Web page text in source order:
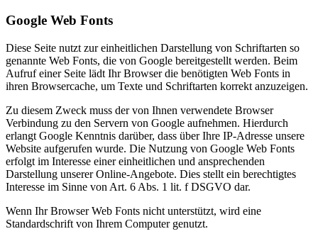
Google Web Fonts
Diese Seite nutzt zur einheitlichen Darstellung von Schriftarten so
genannte Web Fonts, die von Google bereitgestellt werden. Beim
Aufruf einer Seite lädt Ihr Browser die benötigten Web Fonts in
ihren Browsercache, um Texte und Schriftarten korrekt anzuzeigen.
Zu diesem Zweck muss der von Ihnen verwendete Browser
Verbindung zu den Servern von Google aufnehmen. Hierdurch
erlangt Google Kenntnis darüber, dass über Ihre IP-Adresse unsere
Website aufgerufen wurde. Die Nutzung von Google Web Fonts
erfolgt im Interesse einer einheitlichen und ansprechenden
Darstellung unserer Online-Angebote. Dies stellt ein berechtigtes
Interesse im Sinne von Art. 6 Abs. 1 lit. f DSGVO dar.
Wenn Ihr Browser Web Fonts nicht unterstützt, wird eine
Standardschrift von Ihrem Computer genutzt.